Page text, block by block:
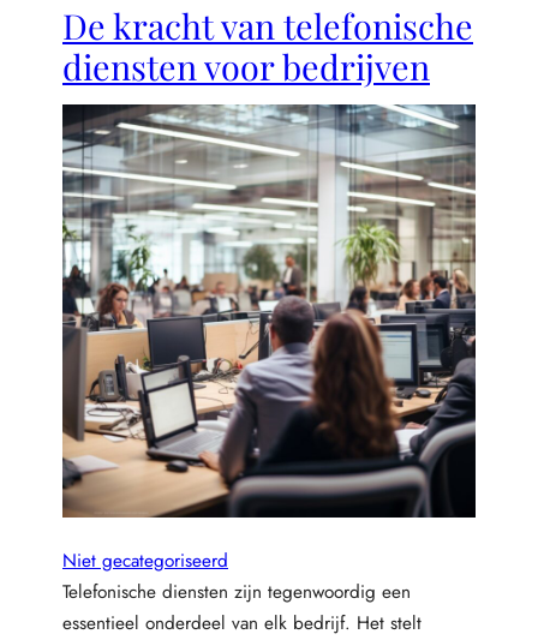
De kracht van telefonische
diensten voor bedrijven
Niet gecategoriseerd
Telefonische diensten zijn tegenwoordig een
essentieel onderdeel van elk bedrijf. Het stelt